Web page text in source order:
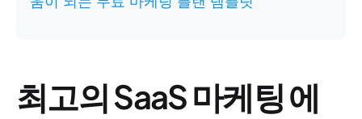
최고의 SaaS 마케팅 에